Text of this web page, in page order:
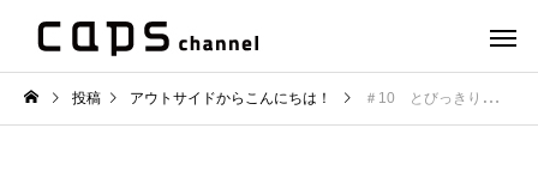
投稿 アウトサイドからこんにちは！ ＃10 とびっきりの女性像